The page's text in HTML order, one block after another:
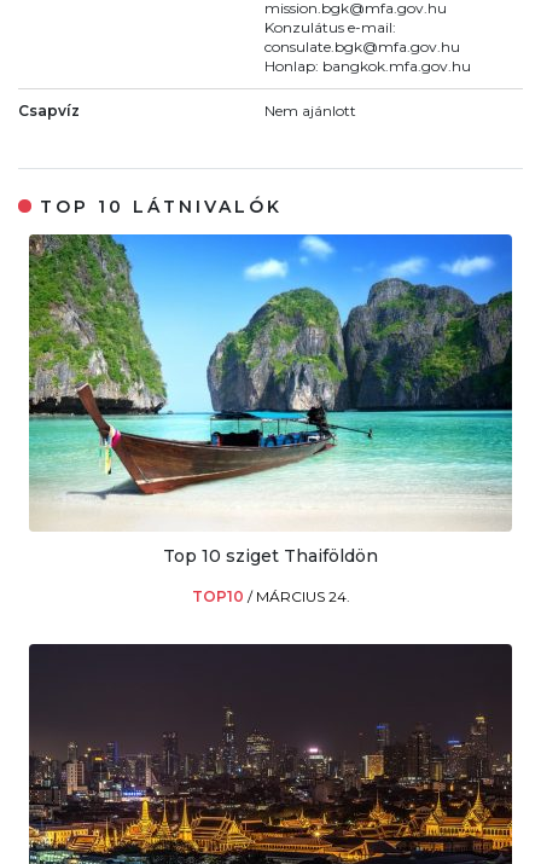
mission.bgk@mfa.gov.hu
Konzulátus e-mail:
consulate.bgk@mfa.gov.hu
Honlap: bangkok.mfa.gov.hu
Csapvíz Nem ajánlott
TOP 10 LÁTNIVALÓK
Top 10 sziget Thaiföldön
TOP10 / MÁRCIUS 24.